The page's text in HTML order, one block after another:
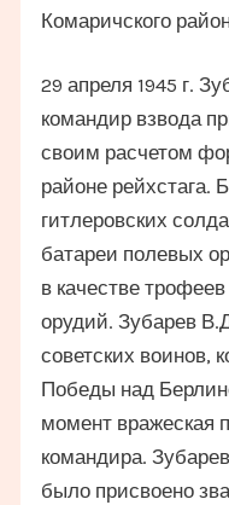
Комаричского
29 апреля 1945 г.
командир взвода
своим расчетом
районе рейхстага.
гитлеровских
батареи полевых
в качестве
орудий. Зубарев
советских воинов,
Победы над
момент вражеская
командира.
было присвоено